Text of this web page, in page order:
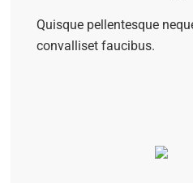
Quisque pellentesque
convalliset faucibus.